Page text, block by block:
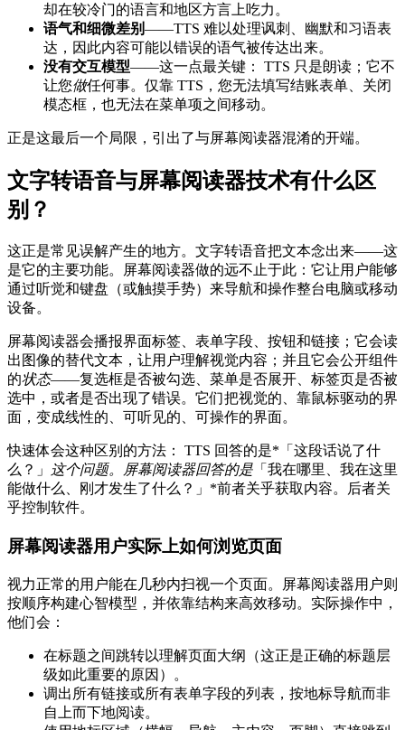
却在较冷门的语言和地区方言上吃力。
语气和细微差别——TTS 难以处理讽刺、幽默和习语表
达，因此内容可能以错误的语气被传达出来。
没有交互模型——这一点最关键： TTS 只是朗读；它不
让您做任何事。仅靠 TTS，您无法填写结账表单、关闭
模态框，也无法在菜单项之间移动。
正是这最后一个局限，引出了与屏幕阅读器混淆的开端。
文字转语音与屏幕阅读器技术有什么区
别？
这正是常见误解产生的地方。文字转语音把文本念出来——这
是它的主要功能。屏幕阅读器做的远不止于此：它让用户能够
通过听觉和键盘（或触摸手势）来导航和操作整台电脑或移动
设备。
屏幕阅读器会播报界面标签、表单字段、按钮和链接；它会读
出图像的替代文本，让用户理解视觉内容；并且它会公开组件
的状态——复选框是否被勾选、菜单是否展开、标签页是否被
选中，或者是否出现了错误。它们把视觉的、靠鼠标驱动的界
面，变成线性的、可听见的、可操作的界面。
快速体会这种区别的方法： TTS 回答的是*「这段话说了什
么？」
这个问题。屏幕阅读器回答的是 「我在哪里、我在这里
能做什么、刚才发生了什么？」*前者关乎获取内容。后者关
乎控制软件。
屏幕阅读器用户实际上如何浏览页面
视力正常的用户能在几秒内扫视一个页面。屏幕阅读器用户则
按顺序构建心智模型，并依靠结构来高效移动。实际操作中，
他们会：
在标题之间跳转以理解页面大纲（这正是正确的标题层
级如此重要的原因）。
调出所有链接或所有表单字段的列表，按地标导航而非
自上而下地阅读。